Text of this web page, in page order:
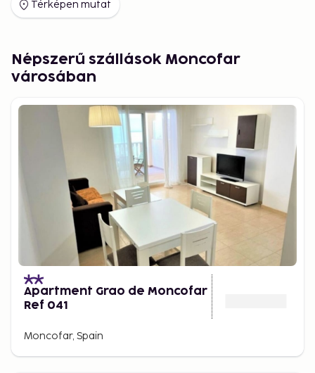
Térképen mutat
Népszerű szállások Moncofar
városában
Apartment Grao de Moncofar
Ref 041
Moncofar, Spain